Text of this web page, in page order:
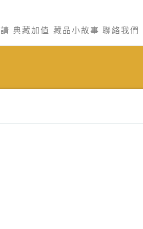
典藏加值 藏品小故事 聯絡我們